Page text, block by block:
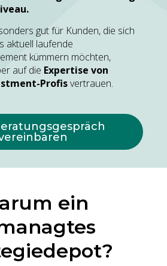
gut für Kunden, die sich
aktuell laufende
kümmern möchten,
auf die Expertise von
Profisvertrauen.
ein